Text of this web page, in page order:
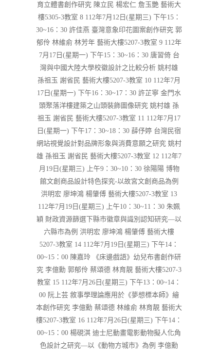
育立體書創作研究 陳立民 楊宏仁 詹玉艷 藝術大
樓5305-3教室 8 112年7月12日(星期三) 下午15：
30~16：30 許佳燕 臺灣意象印花圖案創作研究 郭
郁伶 林維俞 林芳年 藝術大樓5207-3教室 9 112年
7月17日(星期一) 下午15：30~16：30 唐習倚 台
灣與中國大陸大學校徽設計之比較分析 姚村雄
孫祖玉 謝省民 藝術大樓5207-3教室 10 112年7月
17日(星期一) 下午16：30~17：30 許芷寧 金門水
頭聚落洋樓建築之山頭裝飾圖像研究 姚村雄 孫
祖玉 謝省民 藝術大樓5207-3教室 11 112年7月17
日(星期一) 下午17：30~18：30 薛伃婷 台灣民宿
網站視覺設計對品牌形象與消費意願之研究 姚村
雄 孫祖玉 謝省民 藝術大樓5207-3教室 12 112年7
月19日(星期三) 上午9：30~10：30 徐陽陽 博物
館文創商品設計特色探究-以故宮文創商品為例
洪明宏 廖坤鴻 楊肇傅 藝術大樓5207-3教室 13
112年7月19日(星期三) 上午10：30~11：30 朱姵
穎 財政資源篩選下縣市徽章與識別認知研究—以
六縣市為例 洪明宏 廖坤鴻 楊肇傅 藝術大樓
5207-3教室 14 112年7月19日(星期三) 下午14：
00~15：00 陳嘉玲 《床邊戲語》幼兒布書創作研
究 李億勳 郭郁伶 蔡頌德 林育靚 藝術大樓5207-3
教室 15 112年7月26日(星期三) 下午13：00~14：
00 阮上芸 敘事學理論應用於《夢想標本師》繪
本創作研究 李億勳 蔡頌德 林維俞 林育靚 藝術大
樓5207-3教室 16 112年7月26日(星期三) 下午14：
00~15：00 楊硯淇 迪士尼動畫電影動物擬人化角
色設計之研究—以《動物方城市》為例 李億勳